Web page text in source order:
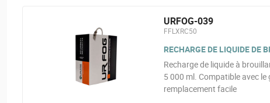
URFOG-039
FFLXRC50
RECHARGE DE LIQUIDE DE
Recharge de liquide à
5 000 ml. Compatible avec
remplacement facile